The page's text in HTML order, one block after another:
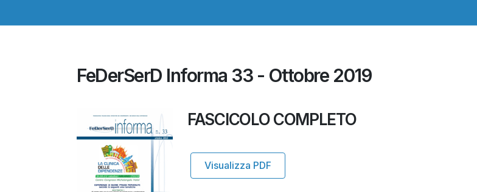
FeDerSerD Informa 33 - Ottobre 2019
FASCICOLO COMPLETO
Visualizza PDF